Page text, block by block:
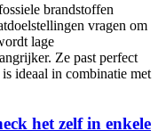
brandstoffen
vragen om
lage
Ze past perfect
ideaal in combinatie met
het zelf in enkele